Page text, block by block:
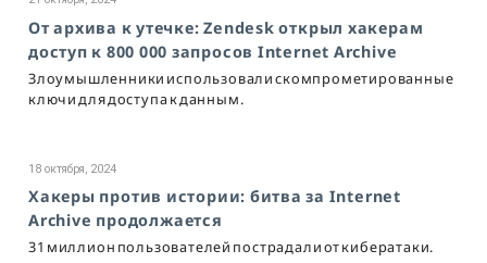
От архива к утечке: Zendesk открыл хакерам
доступ к 800 000 запросов Internet Archive
Злоумышленники использовали скомпрометированные
ключи для доступа к данным.
18 октября, 2024
Хакеры против истории: битва за Internet
Archive продолжается
31 миллион пользователей пострадали от кибератаки.